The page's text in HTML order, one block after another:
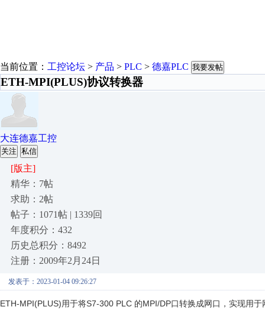
当前位置： 工控论坛 > 产品 > PLC > 德嘉PLC 我要发帖
ETH-MPI(PLUS)协议转换器
大连德嘉工控
关注 私信
[版主]
精华：7帖
求助：2帖
帖子：1071帖 | 1339回
年度积分：432
历史总积分：8492
注册：2009年2月24日
发表于：2023-01-04 09:26:27
ETH-MPI(PLUS)用于将S7-300 PLC 的MPI/DP口转换成网口，实现用